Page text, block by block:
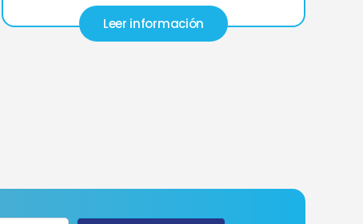
Leer información